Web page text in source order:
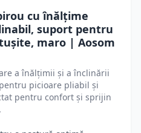
cu înălțime
suport pentru
maro | Aosom
a înălțimii și a înclinării
picioare pliabil și
pentru confort și sprijin